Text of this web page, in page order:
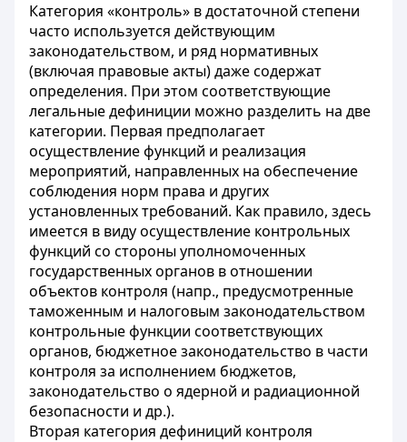
Категория «контроль» в достаточной степени
часто используется действующим
законодательством, и ряд нормативных
(включая правовые акты) даже содержат
определения. При этом соответствующие
легальные дефиниции можно разделить на две
категории. Первая предполагает
осуществление функций и реализация
мероприятий, направленных на обеспечение
соблюдения норм права и других
установленных требований. Как правило, здесь
имеется в виду осуществление контрольных
функций со стороны уполномоченных
государственных органов в отношении
объектов контроля (напр., предусмотренные
таможенным и налоговым законодательством
контрольные функции соответствующих
органов, бюджетное законодательство в части
контроля за исполнением бюджетов,
законодательство о ядерной и радиационной
безопасности и др.).
Вторая категория дефиниций контроля